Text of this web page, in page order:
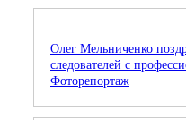
Олег Мельниченко
следователей с
Фоторепортаж